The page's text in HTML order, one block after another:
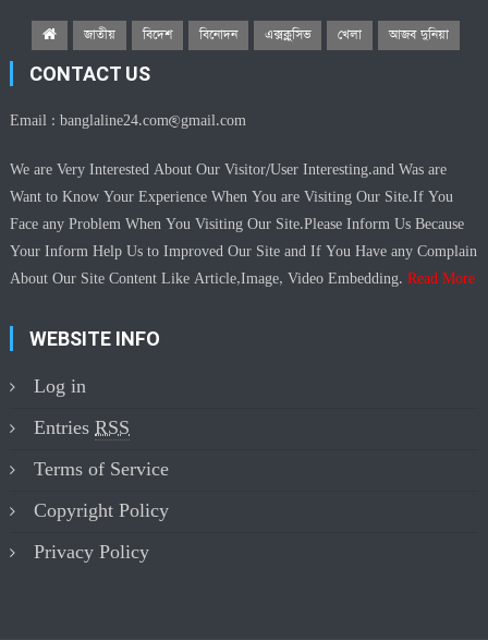
জাতীয় বিদেশ বিনোদন এক্সক্লুসিভ খেলা আজব দুনিয়া
CONTACT US
Email :banglaline24.com@gmail.com
We are Very Interested About Our Visitor/User Interesting.and Was are
Want to Know Your Experience When You are Visiting Our Site.If You
Face any Problem When You Visiting Our Site.Please Inform Us Because
Your Inform Help Us to Improved Our Site and If You Have any Complain
About Our Site Content Like Article,Image, Video Embedding.Read More
WEBSITE INFO
Log in
EntriesRSS
Terms of Service
Copyright Policy
Privacy Policy